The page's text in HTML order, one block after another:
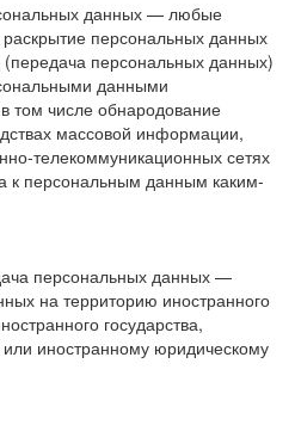
данных — любые
персональных данных
персональных данных)
данными
том числе обнародование
массовой информации,
телекоммуникационных сетях
к персональным данным каким-
персональных данных —
на территорию иностранного
государства,
иностранному юридическому